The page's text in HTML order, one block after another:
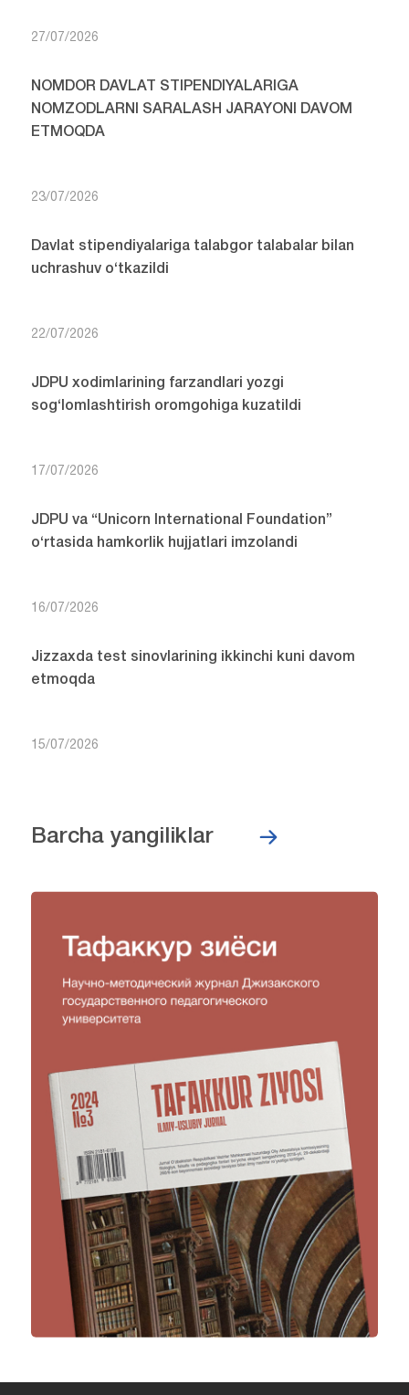
27/07/2026
NOMDOR DAVLAT STIPENDIYALARIGA
NOMZODLARNI SARALASH JARAYONI DAVOM
ETMOQDA
23/07/2026
Davlat stipendiyalariga talabgor talabalar bilan
uchrashuv o‘tkazildi
22/07/2026
JDPU xodimlarining farzandlari yozgi
sog‘lomlashtirish oromgohiga kuzatildi
17/07/2026
JDPU va “Unicorn International Foundation”
o‘rtasida hamkorlik hujjatlari imzolandi
16/07/2026
Jizzaxda test sinovlarining ikkinchi kuni davom
etmoqda
15/07/2026
Barcha yangiliklar